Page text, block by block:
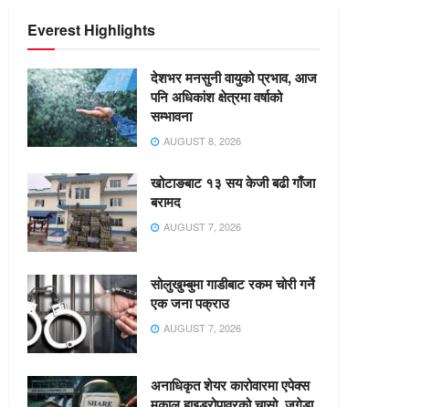
Everest Highlights
देशभर मनसुनी वायुको प्रभाव, आज
पनि अधिकांश क्षेत्रमा वर्षाको
सम्भावना
AUGUST 8, 2026
खोटाङबाट १३ सय केजी बढी गाँजा
बरामद
AUGUST 7, 2026
सोलुखुम्बुमा गाडीबाट रकम चोरी गर्ने
एक जना पक्राउ
AUGUST 7, 2026
अनाधिकृत शेयर कारोवारमा एपेक्स